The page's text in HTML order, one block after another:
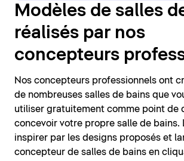
Modèles de salles
réalisés par nos
concepteurs
Nos concepteurs professionnels ont
de nombreuses salles de bains que
utiliser gratuitement comme point de
concevoir votre propre salle de bains.
inspirer par les designs proposés et
concepteur de salles de bains en